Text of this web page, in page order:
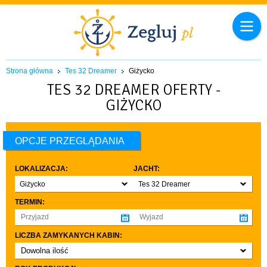
Strona główna Tes 32 Dreamer Giżycko
TES 32 DREAMER OFERTY -
GIŻYCKO
OPCJE PRZEGLĄDANIA
LOKALIZACJA:
Giżycko
JACHT:
Tes 32 Dreamer
TERMIN:
LICZBA ZAMYKANYCH KABIN:
Dowolna ilość